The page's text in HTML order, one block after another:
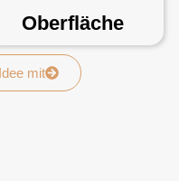
Oberfläche
mit